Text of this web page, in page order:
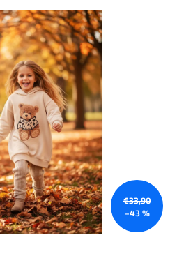
€33,90
–43 %